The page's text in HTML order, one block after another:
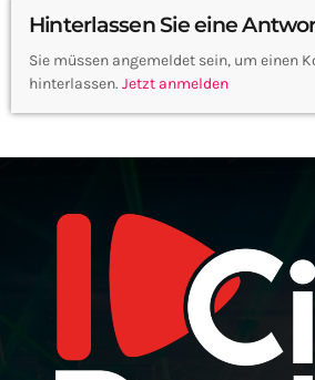
Hinterlassen Sie eine
Sie müssen angemeldet sein, um einen
hinterlassen. Jetzt anmelden